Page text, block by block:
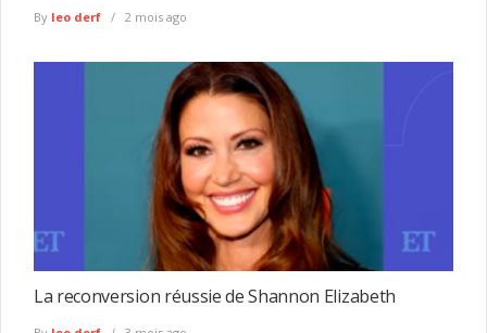
By leo derf 2 mois ago
La reconversion réussie de Shannon Elizabeth